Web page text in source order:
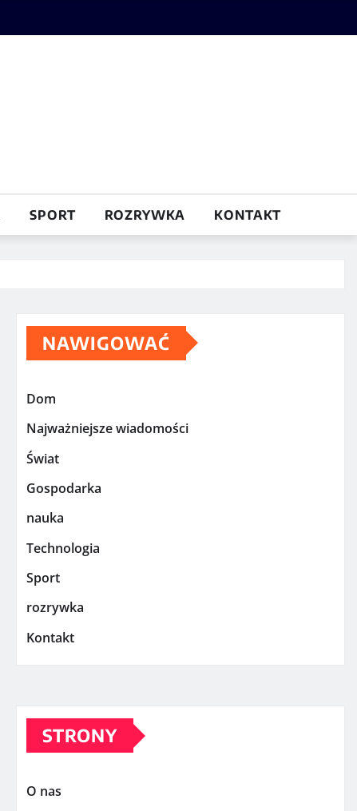
SPORT ROZRYWKA KONTAKT
NAWIGOWAĆ
Dom
Najważniejsze wiadomości
Świat
Gospodarka
nauka
Technologia
Sport
rozrywka
Kontakt
STRONY
O nas